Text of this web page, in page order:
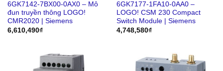
6GK7142-7BX00-0AX0 – Mô
đun truyền thông LOGO!
CMR2020 | Siemens
6,610,490₫
6GK7177-1FA10-0AA0 –
LOGO! CSM 230 Compact
Switch Module | Siemens
4,748,580₫